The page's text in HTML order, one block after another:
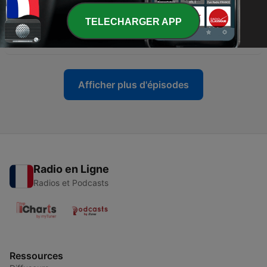
15 mars 2026
33 - Julie, ma vie pro n’est plus un frein à ma vie perso
16 févr. 2026
Afficher plus d'épisodes
Radio en Ligne
Radios et Podcasts
Ressources
TELECHARGER APP